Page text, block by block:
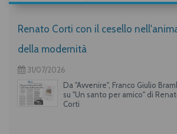
Renato Corti con il cesello
della modernità
31/07/2026
Da "Avvenire", Franco Giulio
su "Un santo per amico" di
Corti